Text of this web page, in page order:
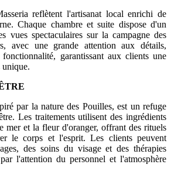
reflètent l'artisanat local enrichi de
Chaque chambre et suite dispose d'un
vues spectaculaires sur la campagne des
avec une grande attention aux détails,
garantissant aux clients une
unique.
par la nature des Pouilles, est un refuge
Les traitements utilisent des ingrédients
mer et la fleur d'oranger, offrant des rituels
le corps et l'esprit. Les clients peuvent
des soins du visage et des thérapies
l'attention du personnel et l'atmosphère